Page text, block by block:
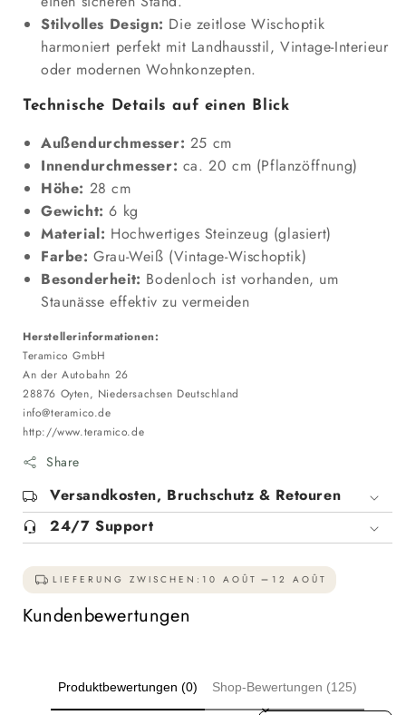
Stilvolles Design: Die zeitlose Wischoptik
harmoniert perfekt mit Landhausstil, Vintage-Interieur
oder modernen Wohnkonzepten.
Technische Details auf einen Blick
Außendurchmesser: 25 cm
Innendurchmesser: ca. 20 cm (Pflanzöffnung)
Höhe: 28 cm
Gewicht: 6 kg
Material: Hochwertiges Steinzeug (glasiert)
Farbe: Grau-Weiß (Vintage-Wischoptik)
Besonderheit: Bodenloch ist vorhanden, um
Staunässe effektiv zu vermeiden
Herstellerinformationen:
Teramico GmbH
An der Autobahn 26
28876 Oyten, Niedersachsen Deutschland
info@teramico.de
http://www.teramico.de
Share
Versandkosten, Bruchschutz & Retouren
24/7 Support
LIEFERUNG ZWISCHEN: 10 AOÛT 12 AOÛT
Kundenbewertungen
Produktbewertungen (0) Shop-Bewertungen (125)